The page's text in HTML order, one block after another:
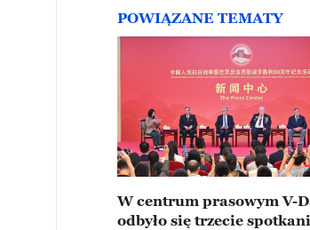
POWIĄZANE TEMATY
W centrum prasowym V-
odbyło się trzecie